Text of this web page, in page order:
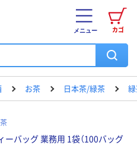
カゴ
メニュー
お茶 日本茶/緑茶
ーバッグ 業務用 1袋（100バッグ